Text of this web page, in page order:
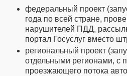
федеральный проект
года по всей стране,
нарушителей ПДД,
портал Госуслуг вместо
региональный проект
отдельными регионами, с
проезжающего потока